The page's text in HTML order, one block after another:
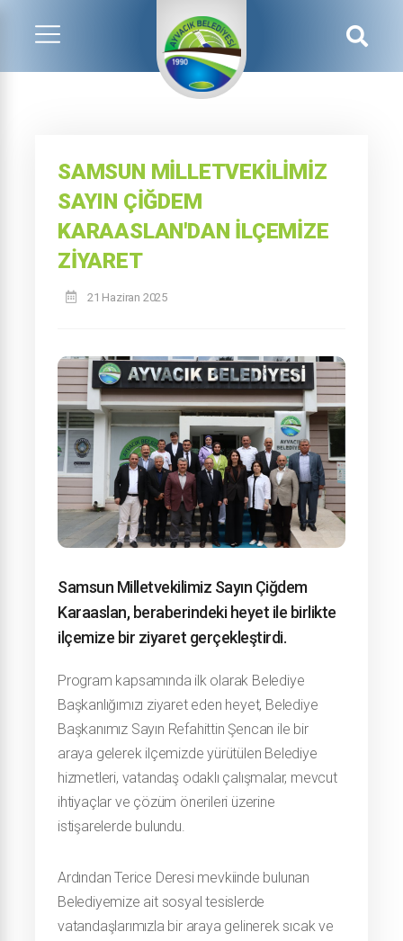
SAMSUN MILLETVEKILIMIZ
SAYIN ÇIĞDEM
KARAASLAN'DAN İLÇEMIZE
ZIYARET
21 Haziran 2025
Samsun Milletvekilimiz Sayın Çiğdem
Karaaslan, beraberindeki heyet ile birlikte
ilçemize bir ziyaret gerçekleştirdi.
Program kapsamında ilk olarak Belediye
Başkanlığımızı ziyaret eden heyet, Belediye
Başkanımız Sayın Refahittin Şencan ile bir
araya gelerek ilçemizde yürütülen Belediye
hizmetleri, vatandaş odaklı çalışmalar, mevcut
ihtiyaçlar ve çözüm önerileri üzerine
istişarelerde bulundu.
Ardından Terice Deresi mevkiinde bulunan
Belediyemize ait sosyal tesislerde
vatandaşlarımızla bir araya gelinerek sıcak ve